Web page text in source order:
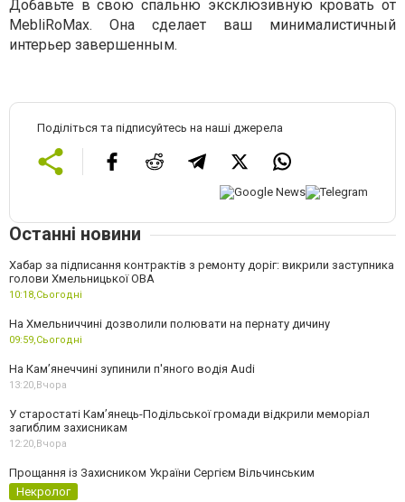
Добавьте в свою спальню эксклюзивную кровать от
MebliRoMax. Она сделает ваш минималистичный
интерьер завершенным.
Поділіться та підписуйтесь на наші джерела
Останні новини
Хабар за підписання контрактів з ремонту доріг: викрили заступника
голови Хмельницької ОВА
10:18,Сьогодні
На Хмельниччині дозволили полювати на пернату дичину
09:59,Сьогодні
На Камʼянеччині зупинили п'яного водія Audi
13:20,Вчора
У старостаті Кам’янець-Подільської громади відкрили меморіал
загиблим захисникам
12:20,Вчора
Прощання із Захисником України Сергієм Вільчинським
Некролог